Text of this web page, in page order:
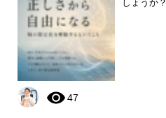
しょうか？
47